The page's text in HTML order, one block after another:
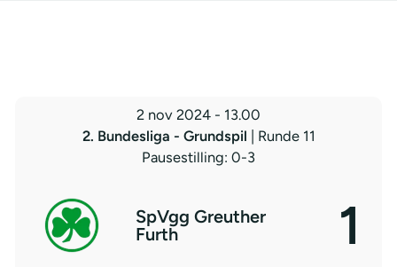
2 nov 2024 - 13.00
2. Bundesliga - Grundspil
| Runde 11
Pausestilling: 0-3
SpVgg Greuther
Furth
1